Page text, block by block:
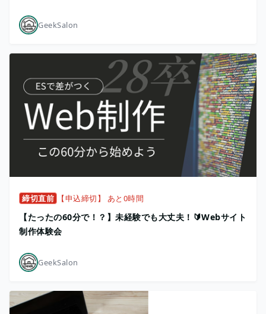
GeekSalon
締切直前 【申込締切】 あと0時間
【たったの60分で！？】未経験でも大丈夫！🔰Webサイト
制作体験会
GeekSalon